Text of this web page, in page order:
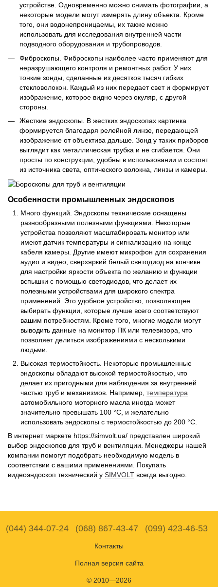
устройстве. Одновременно можно снимать фотографии, а
некоторые модели могут измерять длину объекта. Кроме
того, они водонепроницаемы, их также можно
использовать для исследования внутренней части
подводного оборудования и трубопроводов.
Фиброскопы. Фиброскопы наиболее часто применяют для
неразрушающего контроля и ремонтных работ. У них
тонкие зонды, сделанные из десятков тысяч гибких
стекловолокон. Каждый из них передает свет и формирует
изображение, которое видно через окуляр, с другой
стороны.
Жесткие эндоскопы. В жестких эндоскопах картинка
формируется благодаря релейной линзе, передающей
изображение от объектива дальше. Зонд у таких приборов
выглядит как металлическая трубка и не сгибается. Они
просты по конструкции, удобны в использовании и состоят
из источника света, оптического волокна, линзы и камеры.
Особенности промышленных эндоскопов
Много функций. Эндоскопы технические оснащены
разнообразными полезными функциями. Некоторые
устройства позволяют масштабировать монитор или
имеют датчик температуры и сигнализацию на конце
кабеля камеры. Другие имеют микрофон для сохранения
аудио и видео, сверхяркий белый светодиод на кончике
для настройки яркости объекта по желанию и функции
вспышки с помощью светодиодов, что делает их
полезными устройствами для широкого спектра
применений. Это удобное устройство, позволяющее
выбирать функции, которые лучше всего соответствуют
вашим потребностям. Кроме того, многие модели могут
выводить данные на монитор ПК или телевизора, что
позволяет делиться изображениями с несколькими
людьми.
Высокая термостойкость. Некоторые промышленные
эндоскопы обладают высокой термостойкостью, что
делает их пригодными для наблюдения за внутренней
частью труб и механизмов. Например, температура
автомобильного моторного масла иногда может
значительно превышать 100 °C, и желательно
использовать эндоскопы с термостойкостью до 200 °C.
В интернет маркете https://simvolt.ua/ представлен широкий
выбор эндоскопов для труб и вентиляции. Менеджеры нашей
компании помогут подобрать необходимую модель в
соответствии с вашими применениями. Покупать
видеоэндоскоп технический у SIMVOLT всегда выгодно.
(044) 344-07-24 (068) 867-43-47 (099) 423-46-53
Контакты
Полная версия сайта
© 2010—2026